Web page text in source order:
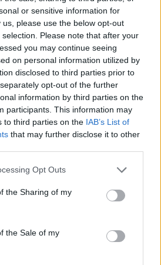
or sensitive information for
please use the below opt-out
Please note that after your
you may continue seeing
on personal information utilized by
disclosed to third parties prior to
opt-out of the further
information by third parties on the
participants. This information may
to third parties on the IAB’s List of
that may further disclose it to other
Opt Outs
the Sharing of my
the Sale of my
τοποθετούσαν σε μπιτόνια ή
πάνω σε οχήματα, οι δύο
συνεργάζονταν εναλλάξ